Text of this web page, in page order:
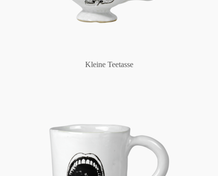
Kleine Teetasse